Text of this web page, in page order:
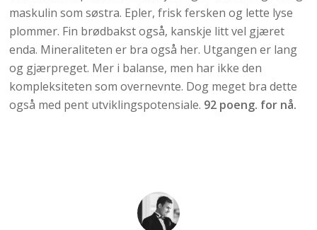
maskulin som søstra. Epler, frisk fersken og lette lyse
plommer. Fin brødbakst også, kanskje litt vel gjæret
enda. Mineraliteten er bra også her. Utgangen er lang
og gjærpreget. Mer i balanse, men har ikke den
kompleksiteten som overnevnte. Dog meget bra dette
også med pent utviklingspotensiale. 92 poeng. for nå.